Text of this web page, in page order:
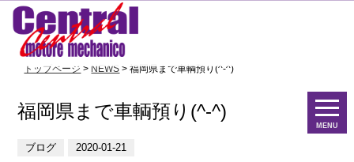
MENU
トップページ > NEWS > 福岡県まで車輌預り(^-^)
福岡県まで車輌預り(^-^)
ブログ 2020-01-21